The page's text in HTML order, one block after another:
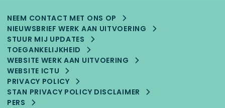
NEEM CONTACT MET ONS OP
NIEUWSBRIEF WERK AAN UITVOERING
STUUR MIJ UPDATES
TOEGANKELIJK­HEID
WEBSITE WERK AAN UITVOERING
WEBSITE ICTU
PRIVACY POLICY
STAN PRIVACY POLICY DISCLAIMER
PERS